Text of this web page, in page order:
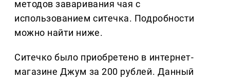
методов заваривания чая с
использованием ситечка. Подробности
можно найти ниже.
Ситечко было приобретено в интернет-
магазине Джум за 200 рублей. Данный